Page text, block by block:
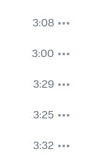
3:08
3:00
3:29
3:25
3:32